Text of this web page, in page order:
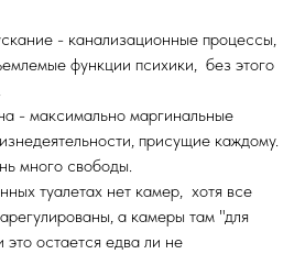
- канализационные процессы,
функции психики, без этого
- максимально маргинальные
присущие каждому.
много свободы.
туалетах нет камер, хотя все
а камеры там "для
остается едва ли не